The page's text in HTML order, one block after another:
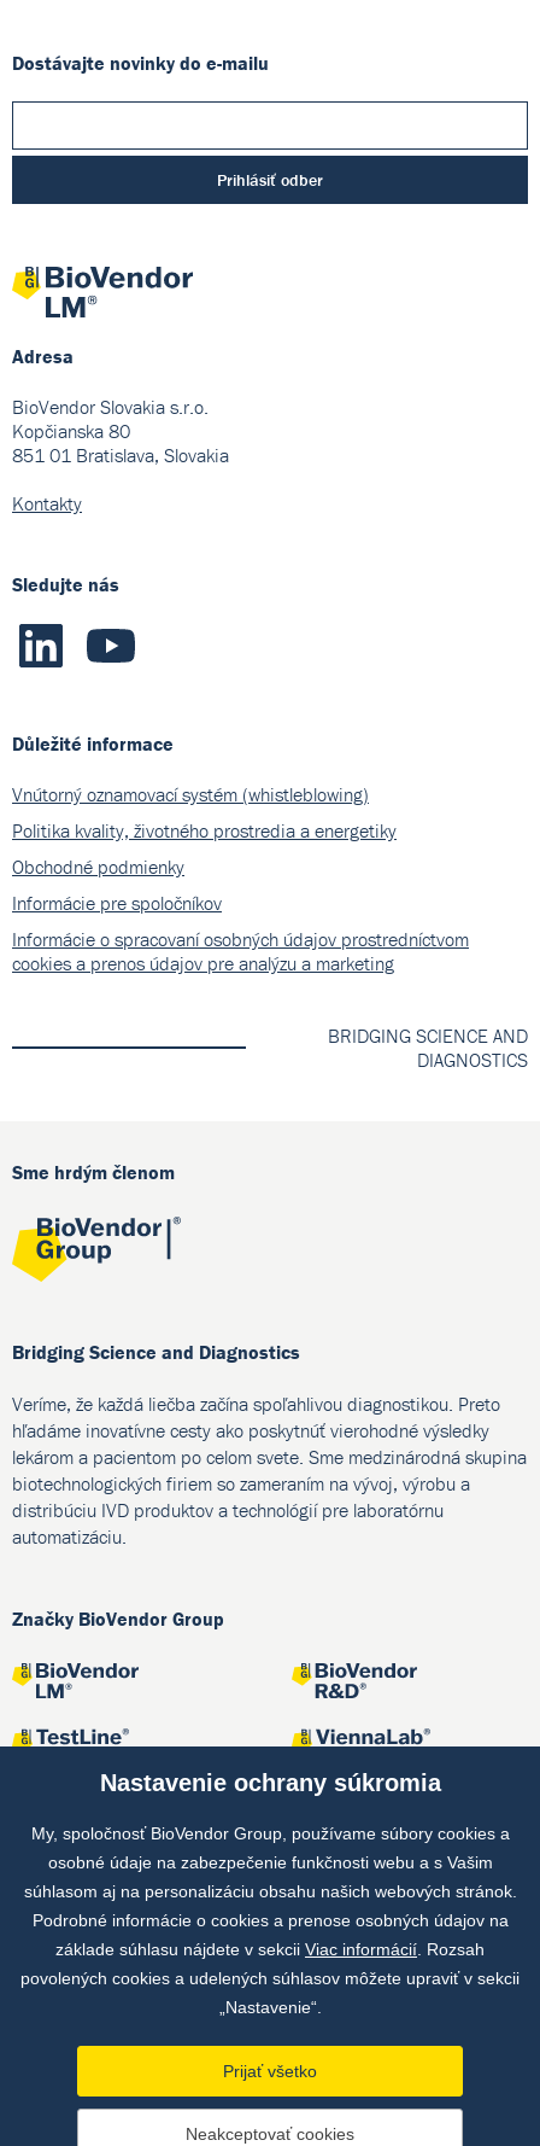
Dostávajte novinky do e-mailu
Prihlásiť odber
Adresa
BioVendor Slovakia s.r.o.
Kopčianska 80
851 01 Bratislava, Slovakia
Kontakty
Sledujte nás
Důležité informace
Vnútorný oznamovací systém (whistleblowing)
Politika kvality, životného prostredia a energetiky
Obchodné podmienky
Informácie pre spoločníkov
Informácie o spracovaní osobných údajov prostredníctvom
cookies a prenos údajov pre analýzu a marketing
BRIDGING SCIENCE AND
DIAGNOSTICS
Sme hrdým členom
Bridging Science and Diagnostics
Veríme, že každá liečba začína spoľahlivou diagnostikou. Preto
hľadáme inovatívne cesty ako poskytnúť vierohodné výsledky
lekárom a pacientom po celom svete. Sme medzinárodná skupina
biotechnologických firiem so zameraním na vývoj, výrobu a
distribúciu IVD produktov a technológií pre laboratórnu
automatizáciu.
Značky BioVendor Group
Spoločné projekty
Copyright © by BioVendor Group 2026
Nastavenie ochrany súkromia
My, spoločnosť BioVendor Group, používame súbory cookies a
osobné údaje na zabezpečenie funkčnosti webu a s Vašim
súhlasom aj na personalizáciu obsahu našich webových stránok.
Podrobné informácie o cookies a prenose osobných údajov na
základe súhlasu nájdete v sekcii Viac informácií . Rozsah
povolených cookies a udelených súhlasov môžete upraviť v sekcii
„Nastavenie“.
Prijať všetko
Neakceptovať cookies